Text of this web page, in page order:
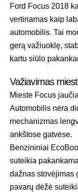
Ford Focus 2018
vertinamas kaip
automobilis. Tai
gerą važiuoklę,
kartu siūlo
Važiavimas
Mieste Focus
Automobilis nėra
mechanizmas
ankštose gatvėse.
Benzininiai
suteikia
dažnas stovėjimas
pavarų dėžė